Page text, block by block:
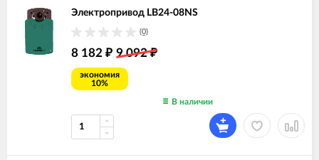
Электропривод LB24-08NS
(0)
8 182 ₽ 9 092₽
экономия
10%
В наличии